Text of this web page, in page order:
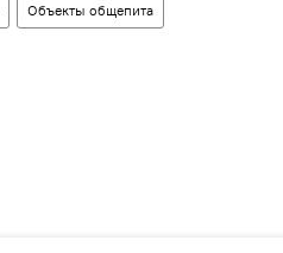
Объекты общепита